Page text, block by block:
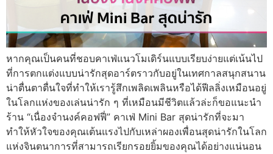
หากคุณเป็นคนที่ชอบคาเฟ่แนวโมเดิร์นแบบเรียบง่ายแต่เน้นไป
ที่การตกแต่งแบบน่ารักสุดอาร์ตราวกับอยู่ในเทศกาลสนุกสนาน
น่าตื่นตาตื่นใจที่ทำให้เรารู้สึกเพลิดเพลินหรือได้ฟีลลิ่งเหมือนอยู่
ในโลกแห่งของเล่นน่ารัก ๆ ที่เหมือนมีชีวิตแล้วล่ะก็ขอแนะนำ
ร้าน “เนื่องจำนงค์คอฟฟี่” คาเฟ่ Mini Bar สุดน่ารักที่จะมา
ทำให้หัวใจของคุณเต้นแรงไปกับเหล่าผองเพื่อนสุดน่ารักในโลก
แห่งจินตนาการที่สามารถเรียกรอยยิ้มของคุณได้อย่างแน่นอน